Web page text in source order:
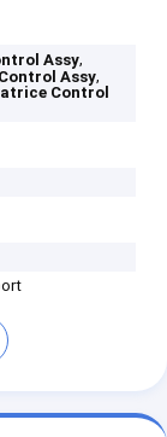
Assy,
Assy,
Control